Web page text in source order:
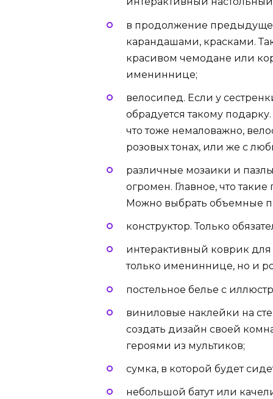
в продолжение
карандашами, красками.
красивом чемодане или
имениннице;
велосипед. Если у
обрадуется такому
что тоже немаловажно,
розовых тонах, или же с
различные мозаики и
огромен. Главное, что
Можно выбрать объемные
конструктор. Только
интерактивный коврик для
только имениннице, но и
постельное белье с
виниловые наклейки на
создать дизайн своей
героями из мультиков;
сумка, в которой будет
небольшой батут или